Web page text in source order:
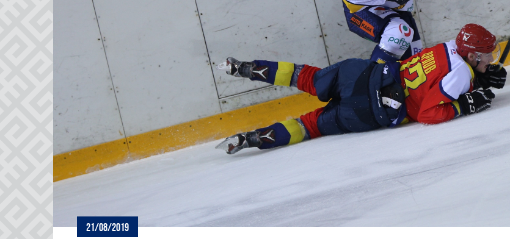
21/08/2019